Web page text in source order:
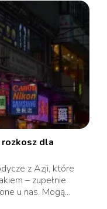
rozkosz dla
z Azji, które
– zupełnie
u nas. Mogą...